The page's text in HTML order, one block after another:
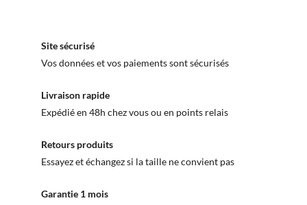
Site sécurisé
Vos données et vos paiements sont sécurisés
Livraison rapide
Expédié en 48h chez vous ou en points relais
Retours produits
Essayez et échangez si la taille ne convient pas
Garantie 1 mois